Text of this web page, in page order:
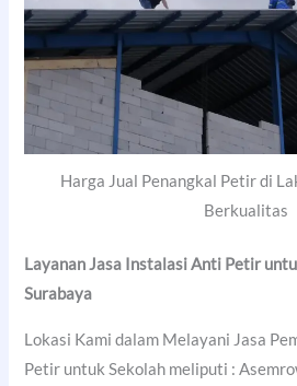
Harga Jual Penangkal Petir di
Berkualitas
Layanan Jasa Instalasi Anti Petir
Surabaya
Lokasi Kami dalam Melayani Jasa
Petir untuk Sekolah meliputi :